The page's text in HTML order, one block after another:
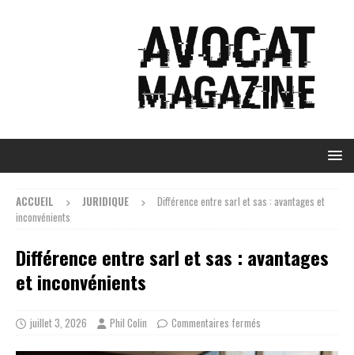
ACCUEIL JURIDIQUE
Différence entre sarl et sas : avantages et
inconvénients
Différence entre sarl et sas : avantages
et inconvénients
juillet 3, 2026 Phil Colin Commentaires fermés